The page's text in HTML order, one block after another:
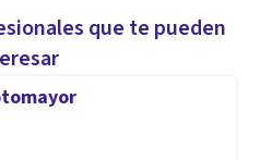
càlido y confiable , en una
a fin de promover la
mismo, encontrar alternativas
sentir y actuar, descubrir
las debilidades o
que te pueden